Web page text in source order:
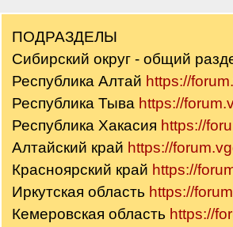
ПОДРАЗДЕЛЫ
Сибирский округ - общий
Республика Алтай https://
Республика Тыва https://
Республика Хакасия https://
Алтайский край https://
Красноярский край https://
Иркутская область https://
Кемеровская область https://